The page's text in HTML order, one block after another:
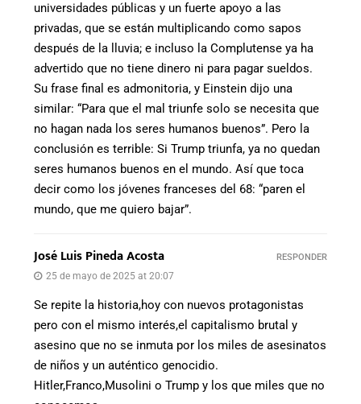
universidades públicas y un fuerte apoyo a las
privadas, que se están multiplicando como sapos
después de la lluvia; e incluso la Complutense ya ha
advertido que no tiene dinero ni para pagar sueldos.
Su frase final es admonitoria, y Einstein dijo una
similar: “Para que el mal triunfe solo se necesita que
no hagan nada los seres humanos buenos”. Pero la
conclusión es terrible: Si Trump triunfa, ya no quedan
seres humanos buenos en el mundo. Así que toca
decir como los jóvenes franceses del 68: “paren el
mundo, que me quiero bajar”.
José Luis Pineda Acosta
25 de mayo de 2025 at 20:07
Se repite la historia,hoy con nuevos protagonistas
pero con el mismo interés,el capitalismo brutal y
asesino que no se inmuta por los miles de asesinatos
de niños y un auténtico genocidio.
Hitler,Franco,Musolini o Trump y los que miles que no
RESPONDER